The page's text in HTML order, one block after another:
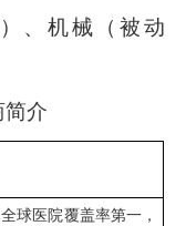
、机械（被动
介
球医院覆盖率第一，